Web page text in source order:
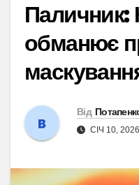
обманює
Від
СІЧ 10, 2026